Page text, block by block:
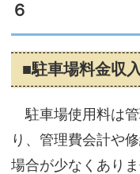
６
■駐車場料金収
駐車場使用料は
り、管理費会計や
場合が少なくあり